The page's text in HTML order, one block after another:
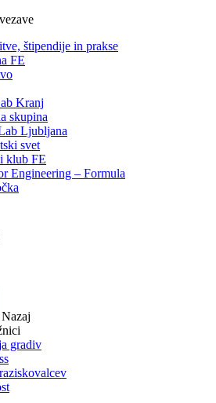
štipendije in prakse
FE
Kranj
skupina
Ljubljana
svet
klub FE
Engineering – Formula
Nazaj
gradiv